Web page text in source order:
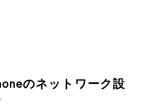
のネットワーク設